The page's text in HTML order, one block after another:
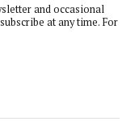
and occasional
at any time. For